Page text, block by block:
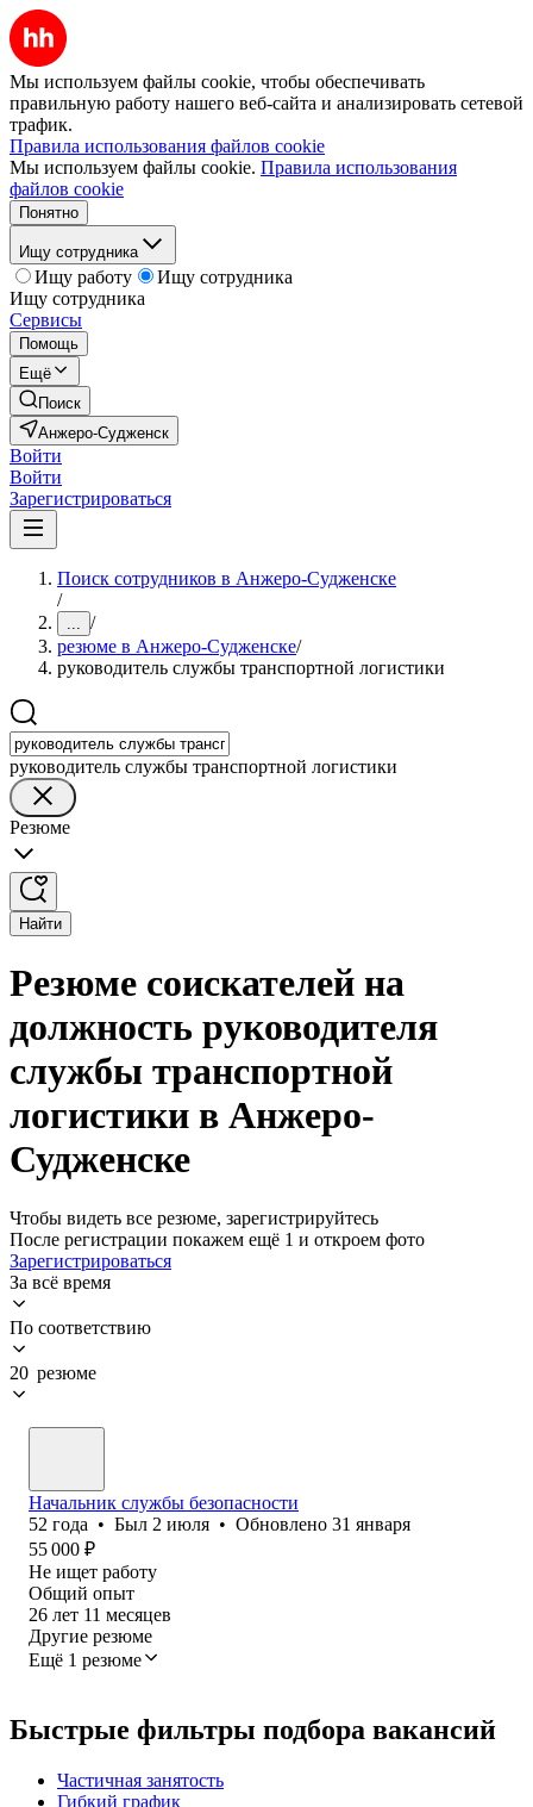
Мы используем файлы cookie, чтобы обеспечивать
правильную работу нашего веб-сайта и анализировать сетевой
трафик.
Правила использования файлов cookie
Мы используем файлы cookie. Правила использования
файлов cookie
Понятно
Ищу сотрудника
Ищу работу
Ищу сотрудника
Ищу сотрудника
Сервисы
Помощь
Ещё
Поиск
Анжеро-Судженск
Войти
Войти
Зарегистрироваться
Поиск сотрудников в Анжеро-Судженске
/
... /
резюме в Анжеро-Судженске/
руководитель службы транспортной логистики
руководитель службы транспортной логистики
Резюме
Найти
Резюме соискателей на
должность руководителя
службы транспортной
логистики в Анжеро-
Судженске
Чтобы видеть все резюме, зарегистрируйтесь
После регистрации покажем ещё 1 и откроем фото
Зарегистрироваться
За всё время
По соответствию
20 резюме
Начальник службы безопасности
52 года • Был 2 июля • Обновлено 31 января
55 000 ₽
Не ищет работу
Общий опыт
26 лет 11 месяцев
Другие резюме
Ещё 1 резюме
Быстрые фильтры подбора вакансий
Частичная занятость
Гибкий график